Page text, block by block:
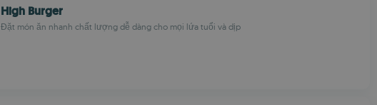
High Burger
Đặt món ăn nhanh chất lượng dễ dàng cho mọi lứa tuổi và dịp